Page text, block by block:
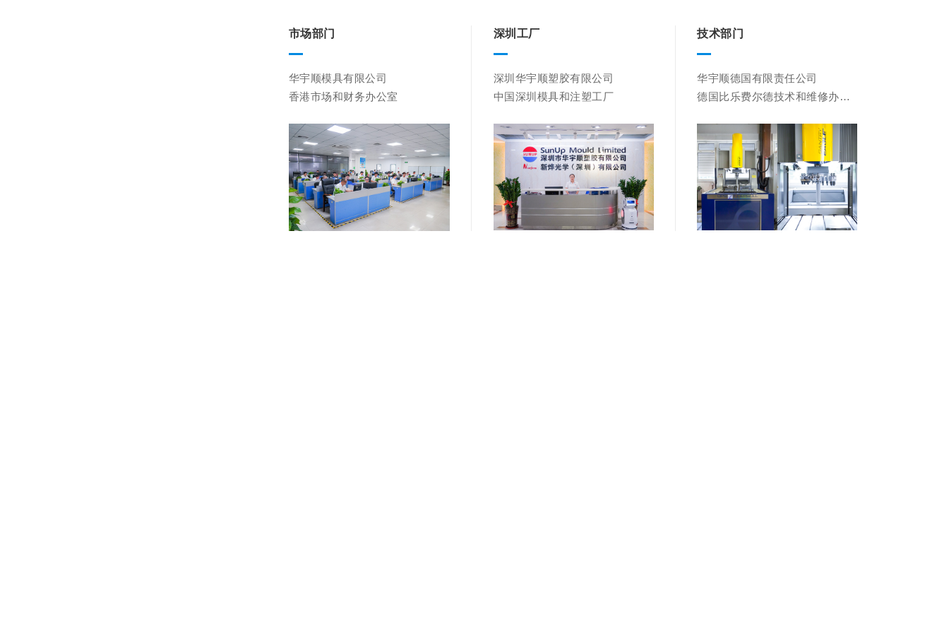
市场部门
华宇顺模具有限公司
香港市场和财务办公室
深圳工厂
深圳华宇顺塑胶有限公司
中国深圳模具和注塑工厂
技术部门
华宇顺德国有限责任公司
德国比乐费尔德技术和维修办公